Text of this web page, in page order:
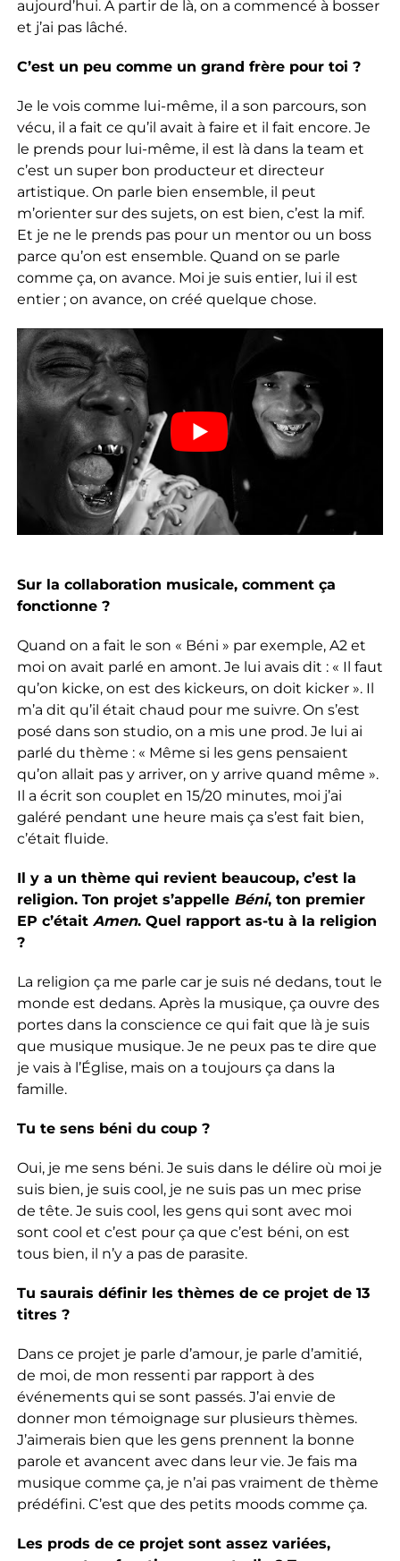
aujourd’hui. À partir de là, on a commencé à bosser
et j’ai pas lâché.
C’est un peu comme un grand frère pour toi ?
Je le vois comme lui-même, il a son parcours, son
vécu, il a fait ce qu’il avait à faire et il fait encore. Je
le prends pour lui-même, il est là dans la team et
c’est un super bon producteur et directeur
artistique. On parle bien ensemble, il peut
m’orienter sur des sujets, on est bien, c’est la mif.
Et je ne le prends pas pour un mentor ou un boss
parce qu’on est ensemble. Quand on se parle
comme ça, on avance. Moi je suis entier, lui il est
entier ; on avance, on créé quelque chose.
Sur la collaboration musicale, comment ça
fonctionne ?
Quand on a fait le son « Béni » par exemple, A2 et
moi on avait parlé en amont. Je lui avais dit : « Il faut
qu’on kicke, on est des kickeurs, on doit kicker ». Il
m’a dit qu’il était chaud pour me suivre. On s’est
posé dans son studio, on a mis une prod. Je lui ai
parlé du thème : « Même si les gens pensaient
qu’on allait pas y arriver, on y arrive quand même ».
Il a écrit son couplet en 15/20 minutes, moi j’ai
galéré pendant une heure mais ça s’est fait bien,
c’était fluide.
Il y a un thème qui revient beaucoup, c’est la
religion. Ton projet s’appelle Béni, ton premier
EP c’était Amen. Quel rapport as-tu à la religion
?
La religion ça me parle car je suis né dedans, tout le
monde est dedans. Après la musique, ça ouvre des
portes dans la conscience ce qui fait que là je suis
que musique musique. Je ne peux pas te dire que
je vais à l’Église, mais on a toujours ça dans la
famille.
Tu te sens béni du coup ?
Oui, je me sens béni. Je suis dans le délire où moi je
suis bien, je suis cool, je ne suis pas un mec prise
de tête. Je suis cool, les gens qui sont avec moi
sont cool et c’est pour ça que c’est béni, on est
tous bien, il n’y a pas de parasite.
Tu saurais définir les thèmes de ce projet de 13
titres ?
Dans ce projet je parle d’amour, je parle d’amitié,
de moi, de mon ressenti par rapport à des
événements qui se sont passés. J’ai envie de
donner mon témoignage sur plusieurs thèmes.
J’aimerais bien que les gens prennent la bonne
parole et avancent avec dans leur vie. Je fais ma
musique comme ça, je n’ai pas vraiment de thème
prédéfini. C’est que des petits moods comme ça.
Les prods de ce projet sont assez variées,